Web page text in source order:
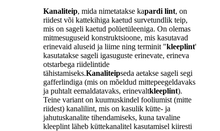
Kanaliteip, mida nimetatakse kapardi lint, on
riidest või kattekihiga kaetud survetundlik teip,
mis on sageli kaetud polüetüleeniga. On olemas
mitmesuguseid konstruktsioone, mis kasutavad
erinevaid aluseid ja liime ning terminit "kleeplint'
kasutatakse sageli igasuguste erinevate, erineva
otstarbega riidelintide
tähistamiseks.Kanaliteipseda aetakse sageli segi
gafferlindiga (mis on mõeldud mittepeegeldavaks
ja puhtalt eemaldatavaks, erinevaltkleeplint).
Teine variant on kuumuskindel fooliumist (mitte
riidest) kanalilint, mis on kasulik kütte- ja
jahutuskanalite tihendamiseks, kuna tavaline
kleeplint läheb küttekanalitel kasutamisel kiiresti